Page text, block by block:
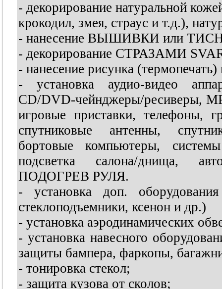
- декорирование натуральной
крокодил, змея, страус и т.д.),
- нанесение ВЫШИВКИ или
- декорирование СТРАЗАМИ
- нанесение рисунка
- установка аудио-видео
CD/DVD-чейнджеры/ресиверы,
игровые приставки, телефоны,
спутниковые антенны,
бортовые компьютеры,
подсветка салона/днища,
ПОДОГРЕВ РУЛЯ.
- установка доп. оборудования
стеклоподъемники, ксенон и др.)
- установка аэродинамических
- установка навесного
защиты бампера, фаркопы,
- тонировка стекол;
- защита кузова от сколов;